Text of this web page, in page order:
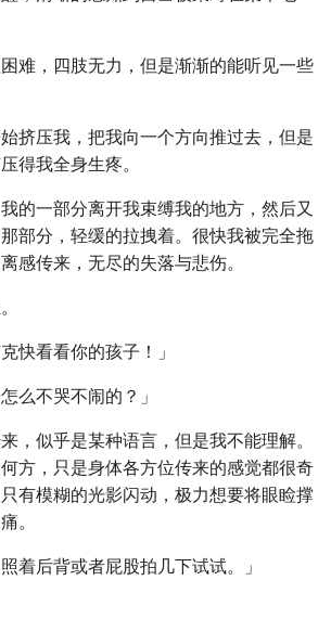
难，四肢无力，但是渐渐的能听见一些
挤压我，把我向一个方向推过去，但是
得我全身生疼。
的一部分离开我束缚我的地方，然后又
部分，轻缓的拉拽着。很快我被完全拖
感传来，无尽的失落与悲伤。
快看看你的孩子！」
么不哭不闹的？」
，似乎是某种语言，但是我不能理解。
方，只是身体各方位传来的感觉都很奇
有模糊的光影闪动，极力想要将眼睑撑
。
着后背或者屁股拍几下试试。」